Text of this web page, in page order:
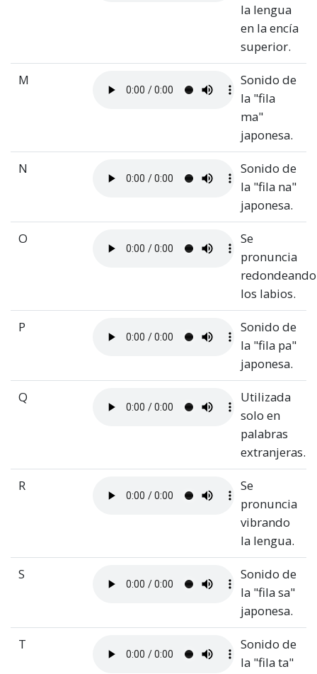
la lengua
en la encía
superior.
M
Sonido de
la "fila
ma"
japonesa.
N
Sonido de
la "fila na"
japonesa.
O
Se
pronuncia
redondeando
los labios.
P
Sonido de
la "fila pa"
japonesa.
Q
Utilizada
solo en
palabras
extranjeras.
R
Se
pronuncia
vibrando
la lengua.
S
Sonido de
la "fila sa"
japonesa.
T
Sonido de
la "fila ta"